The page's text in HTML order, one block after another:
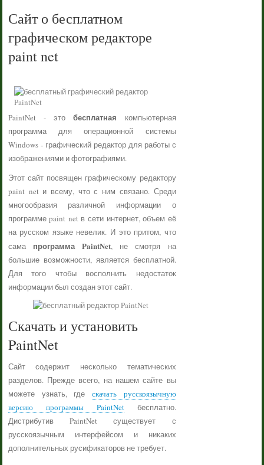
Сайт о бесплатном
графическом редакторе
paint net
PaintNet - этобесплатная компьютерная
программа для операционной системы
Windows - графический редактор для работы с
изображениями и фотографиями.
Этот сайт посвящен графическому редактору
paint net и всему, что с ним связано. Среди
многообразия различной информации о
программе paint net в сети интернет, объем её
на русском языке невелик. И это притом, что
сама программа PaintNet, не смотря на
большие возможности, является бесплатной.
Для того чтобы восполнить недостаток
информации был создан этот сайт.
Скачать и установить
PaintNet
Сайт содержит несколько тематических
разделов. Прежде всего, на нашем сайте вы
можете узнать, где скачать русскоязычную
версию программы PaintNetбесплатно.
Дистрибутив PaintNet существует с
русскоязычным интерфейсом и никаких
дополнительных русификаторов не требует.